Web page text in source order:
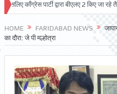
पार्टी द्वारा बीएलए 2 किए जा रहे तैयार:
HOME FARIDABAD NEWS
का दौरा: जे पी मल्होत्रा